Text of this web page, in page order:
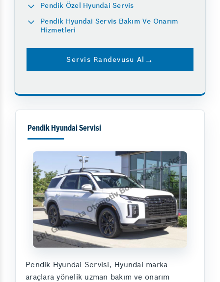
Pendik Özel Hyundai Servis
Pendik Hyundai Servis Bakım Ve Onarım
Hizmetleri
Servis Randevusu Al
Pendik Hyundai Servisi
Pendik Hyundai Servisi, Hyundai marka
araçlara yönelik uzman bakım ve onarım